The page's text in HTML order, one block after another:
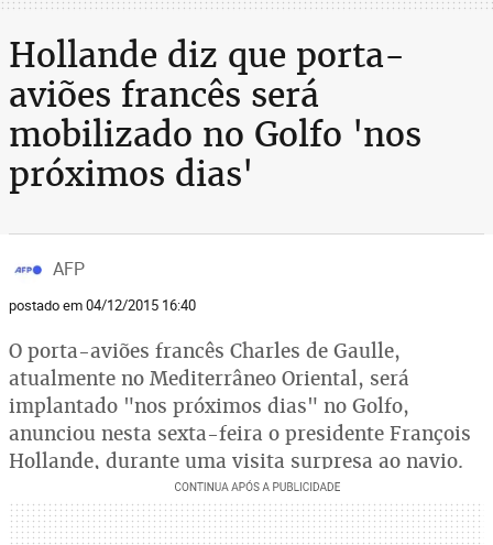
Hollande diz que porta-
aviões francês será
mobilizado no Golfo 'nos
próximos dias'
AFP
postado em 04/12/2015 16:40
O porta-aviões francês Charles de Gaulle,
atualmente no Mediterrâneo Oriental, será
implantado "nos próximos dias" no Golfo,
anunciou nesta sexta-feira o presidente François
Hollande, durante uma visita surpresa ao navio.